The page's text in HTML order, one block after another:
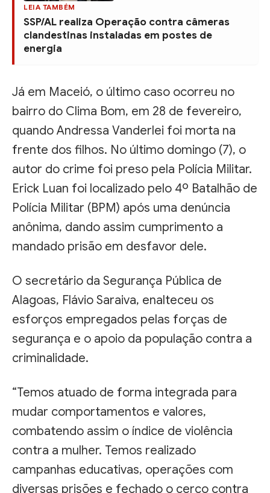
LEIA TAMBÉM
SSP/AL realiza Operação contra câmeras
clandestinas instaladas em postes de
energia
Já em Maceió, o último caso ocorreu no
bairro do Clima Bom, em 28 de fevereiro,
quando Andressa Vanderlei foi morta na
frente dos filhos. No último domingo (7), o
autor do crime foi preso pela Polícia Militar.
Erick Luan foi localizado pelo 4º Batalhão de
Polícia Militar (BPM) após uma denúncia
anônima, dando assim cumprimento a
mandado prisão em desfavor dele.
O secretário da Segurança Pública de
Alagoas, Flávio Saraiva, enalteceu os
esforços empregados pelas forças de
segurança e o apoio da população contra a
criminalidade.
“Temos atuado de forma integrada para
mudar comportamentos e valores,
combatendo assim o índice de violência
contra a mulher. Temos realizado
campanhas educativas, operações com
diversas prisões e fechado o cerco contra